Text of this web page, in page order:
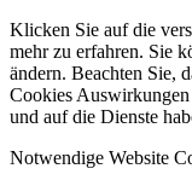
Klicken Sie auf die
mehr zu erfahren. Sie
ändern. Beachten Sie,
Cookies
und auf die Dienste
Notwendige Website